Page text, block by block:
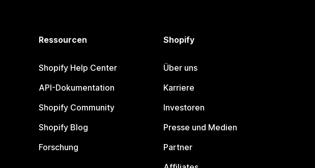
Ressourcen
Shopify Help Center
API-Dokumentation
Shopify Community
Shopify Blog
Forschung
Shopify
Über uns
Karriere
Investoren
Presse und Medien
Partner